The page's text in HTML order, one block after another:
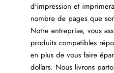
d'impression et
nombre de pages que
Notre entreprise, vous
produits compatibles
en plus de vous faire
dollars. Nous livrons